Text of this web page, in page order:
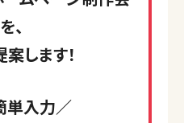
、
します！
単入力／